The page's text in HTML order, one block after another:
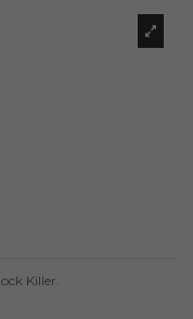
Killer.